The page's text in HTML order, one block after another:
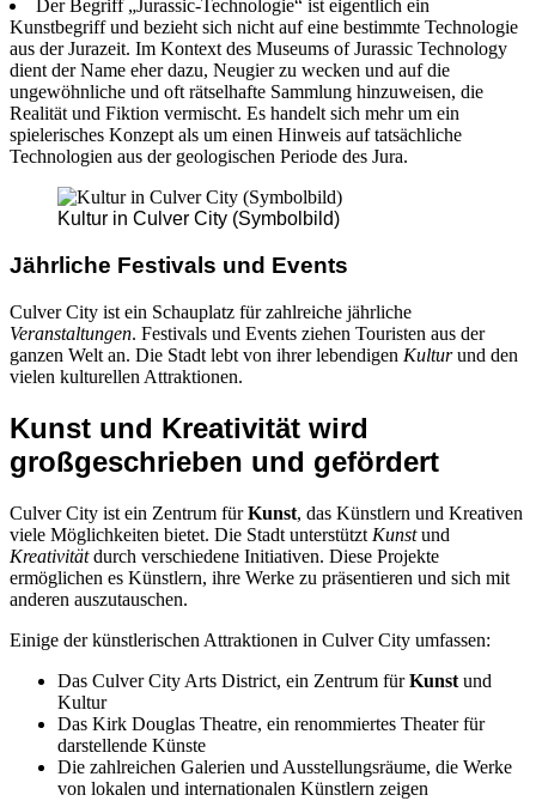
Der Begriff „Jurassic-Technologie“ ist eigentlich ein
Kunstbegriff und bezieht sich nicht auf eine bestimmte Technologie
aus der Jurazeit. Im Kontext des Museums of Jurassic Technology
dient der Name eher dazu, Neugier zu wecken und auf die
ungewöhnliche und oft rätselhafte Sammlung hinzuweisen, die
Realität und Fiktion vermischt. Es handelt sich mehr um ein
spielerisches Konzept als um einen Hinweis auf tatsächliche
Technologien aus der geologischen Periode des Jura.
Kultur in Culver City (Symbolbild)
Jährliche Festivals und Events
Culver City ist ein Schauplatz für zahlreiche jährliche
Veranstaltungen. Festivals und Events ziehen Touristen aus der
ganzen Welt an. Die Stadt lebt von ihrer lebendigen Kulturund den
vielen kulturellen Attraktionen.
Kunst und Kreativität wird
großgeschrieben und gefördert
Culver City ist ein Zentrum fürKunst, das Künstlern und Kreativen
viele Möglichkeiten bietet. Die Stadt unterstützt Kunstund
Kreativitätdurch verschiedene Initiativen. Diese Projekte
ermöglichen es Künstlern, ihre Werke zu präsentieren und sich mit
anderen auszutauschen.
Einige der künstlerischen Attraktionen in Culver City umfassen:
Das Culver City Arts District, ein Zentrum fürKunst und
Kultur
Das Kirk Douglas Theatre, ein renommiertes Theater für
darstellende Künste
Die zahlreichen Galerien und Ausstellungsräume, die Werke
von lokalen und internationalen Künstlern zeigen